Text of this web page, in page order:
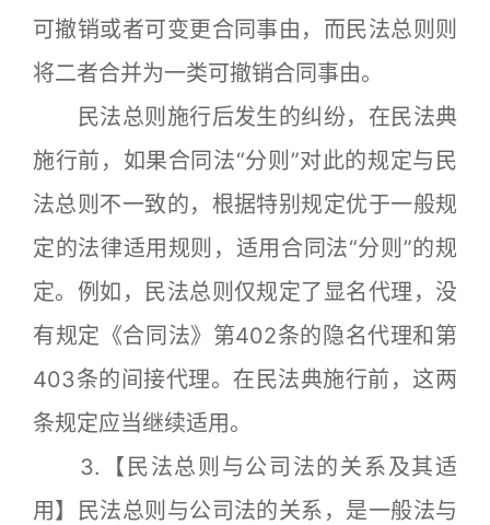
可撤销或者可变更合同事由，而民法总则则
将二者合并为一类可撤销合同事由。
民法总则施行后发生的纠纷，在民法典
施行前，如果合同法“分则”对此的规定与民
法总则不一致的，根据特别规定优于一般规
定的法律适用规则，适用合同法“分则”的规
定。例如，民法总则仅规定了显名代理，没
有规定《合同法》第402条的隐名代理和第
403条的间接代理。在民法典施行前，这两
条规定应当继续适用。
3.【民法总则与公司法的关系及其适
用】民法总则与公司法的关系，是一般法与